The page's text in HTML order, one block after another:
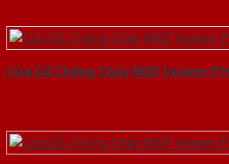
Cửa Gỗ Chống Cháy MDF Veneer